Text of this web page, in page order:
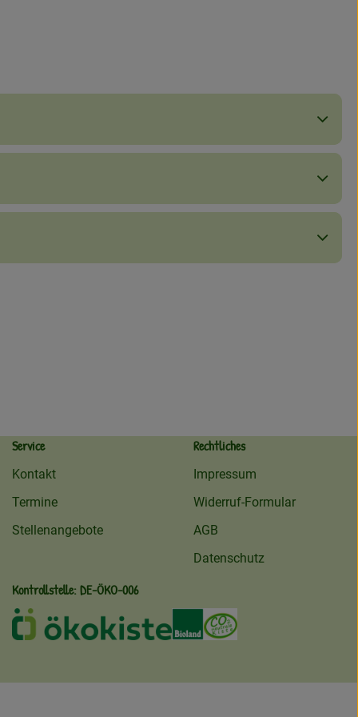
Service
Kontakt
Termine
Stellenangebote
Rechtliches
Impressum
Widerruf-Formular
AGB
Datenschutz
Kontrollstelle: DE-ÖKO-006
Externer Link zu /ueber-uns/
Externer Link zu /
Externer Link zu /